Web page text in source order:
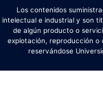
Los contenidos
intelectual e industrial y son
de algún producto o
explotación, reproducción
reservándose